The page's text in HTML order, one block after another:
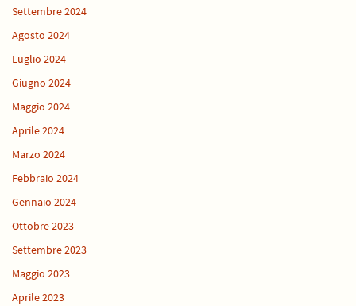
Settembre 2024
Agosto 2024
Luglio 2024
Giugno 2024
Maggio 2024
Aprile 2024
Marzo 2024
Febbraio 2024
Gennaio 2024
Ottobre 2023
Settembre 2023
Maggio 2023
Aprile 2023